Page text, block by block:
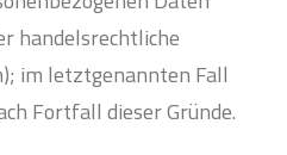
handelsrechtliche
im letztgenannten Fall
Fortfall dieser Gründe.